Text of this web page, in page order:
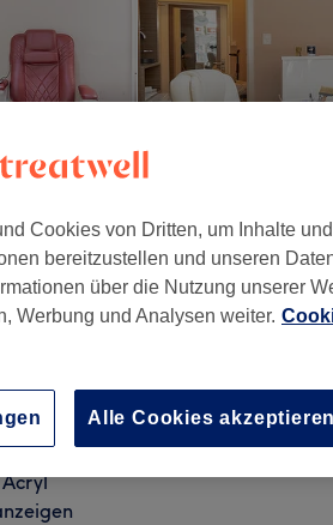
Cookies von Dritten, um Inhalte
bereitzustellen und unseren
über die Nutzung unserer
Werbung und Analysen weiter.
Alle Cookies